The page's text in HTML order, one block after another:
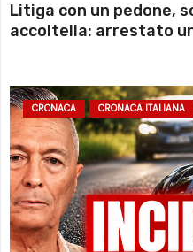
Litiga con un pedone,
accoltella: arrestato
CRONACA CRONACA ITALIANA